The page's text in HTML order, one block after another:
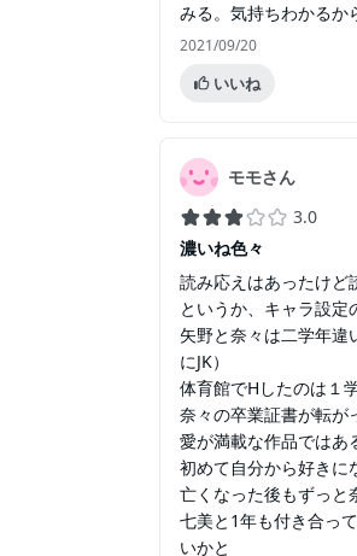
みる。気持ちわかるか
2021/09/20
いいね
モモさん
3.0
濃いね色々
読み応えはあったけど
というか、キャラ設定
矢野と奈々は二学年
にJK）
体育館でHしたのは１
奈々の卒業証書が転が
愛が満載な作品ではあ
初めて自分から好きに
亡くなった後もずっと
七美と1年も付き合っ
いかと